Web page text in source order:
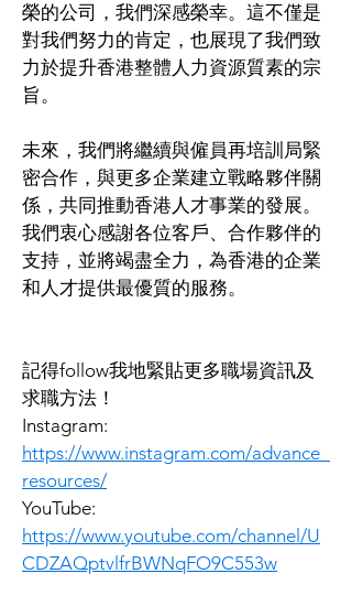
榮的公司，我們深感榮幸。這不僅是
對我們努力的肯定，也展現了我們致
力於提升香港整體人力資源質素的宗
旨。
未來，我們將繼續與僱員再培訓局緊
密合作，與更多企業建立戰略夥伴關
係，共同推動香港人才事業的發展。
我們衷心感謝各位客戶、合作夥伴的
支持，並將竭盡全力，為香港的企業
和人才提供最優質的服務。
記得follow我地緊貼更多職場資訊及
求職方法！
Instagram:
https://www.instagram.com/advance_
resources/
YouTube:
https://www.youtube.com/channel/U
CDZAQptvlfrBWNqFO9C553w